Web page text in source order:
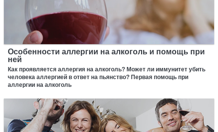
Особенности аллергии на алкоголь и помощь при
ней
Как проявляется аллергия на алкоголь? Может ли иммунитет убить
человека аллергией в ответ на пьянство? Первая помощь при
аллергии на алкоголь